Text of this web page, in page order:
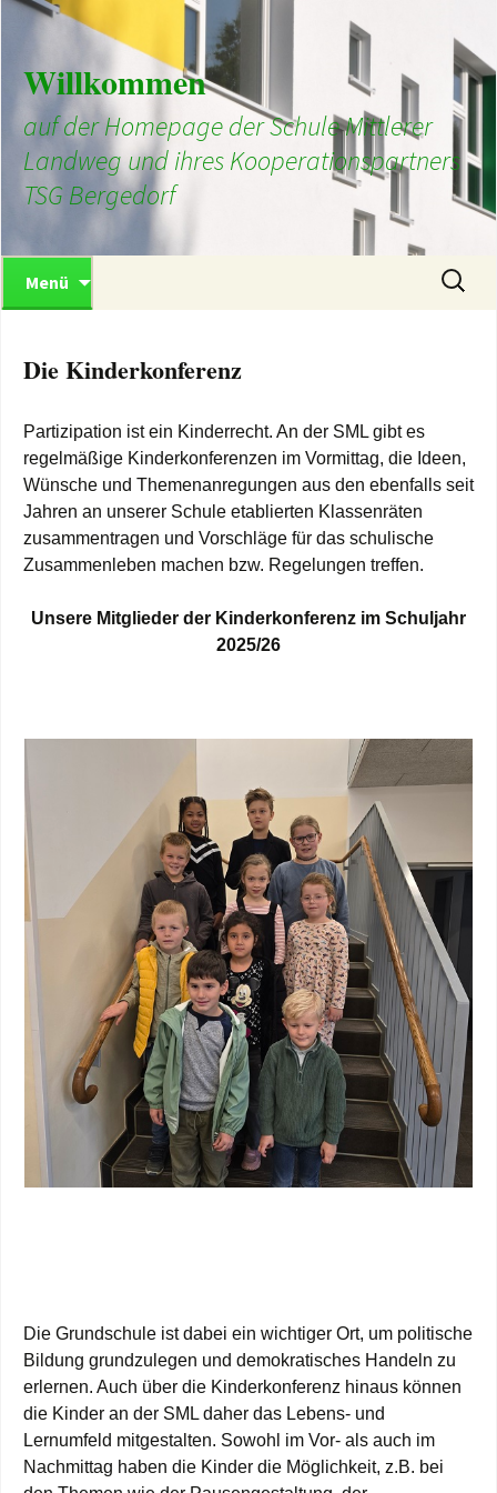
Zum
Willkommen
auf der Homepage der Schule Mittlerer
Landweg und ihres Kooperationspartners
TSG Bergedorf
Menü
Suchen
nach:
Die Kinderkonferenz
Partizipation ist ein Kinderrecht. An der SML gibt es
regelmäßige Kinderkonferenzen im Vormittag, die Ideen,
Wünsche und Themenanregungen aus den ebenfalls seit
Jahren an unserer Schule etablierten Klassenräten
zusammentragen und Vorschläge für das schulische
Zusammenleben machen bzw. Regelungen treffen.
Unsere Mitglieder der Kinderkonferenz im Schuljahr
2025/26
Die Grundschule ist dabei ein wichtiger Ort, um politische
Bildung grundzulegen und demokratisches Handeln zu
erlernen. Auch über die Kinderkonferenz hinaus können
die Kinder an der SML daher das Lebens- und
Lernumfeld mitgestalten. Sowohl im Vor- als auch im
Nachmittag haben die Kinder die Möglichkeit, z.B. bei